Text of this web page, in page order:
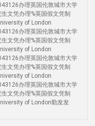
办理英国伦敦城市大学
文凭办理%英国假文凭制
of London
办理英国伦敦城市大学
文凭办理%英国假文凭制
of London
办理英国伦敦城市大学
文凭办理%英国假文凭制
of London
办理英国伦敦城市大学
文凭办理%英国假文凭制
of London勤发发